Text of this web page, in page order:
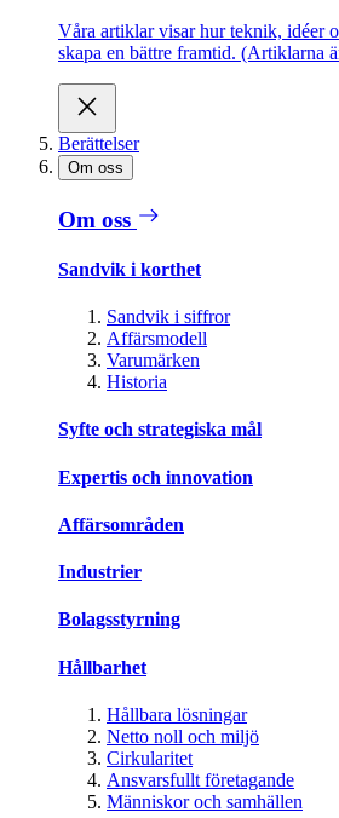
Våra artiklar visar hur teknik, idéer
skapa en bättre framtid. (Artiklarna
Berättelser
Om oss
Om oss
Sandvik i korthet
Sandvik i siffror
Affärsmodell
Varumärken
Historia
Syfte och strategiska mål
Expertis och innovation
Affärsområden
Industrier
Bolagsstyrning
Hållbarhet
Hållbara lösningar
Netto noll och miljö
Cirkularitet
Ansvarsfullt företagande
Människor och samhällen